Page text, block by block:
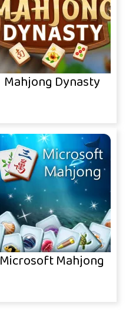
Mahjong Dynasty
Microsoft Mahjong